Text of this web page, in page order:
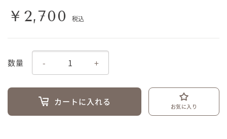
￥2,700 税込
数量 - +
カートに入れる お気に入り